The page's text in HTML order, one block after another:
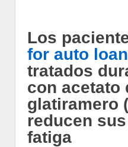
Los
for auto
tratados
con acetato
glatiramero
reducen
fatiga